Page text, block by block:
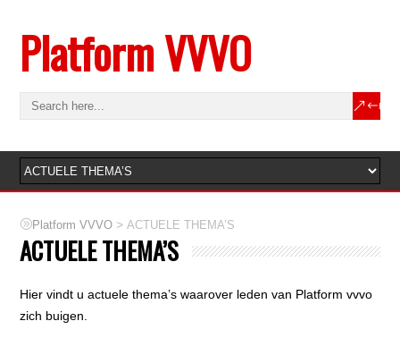
Platform VVVO
Platform VVVO >ACTUELE THEMA’S
ACTUELE THEMA’S
Hier vindt u actuele thema’s waarover leden van Platform vvvo
zich buigen.